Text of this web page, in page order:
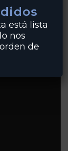
está lista
nos
de